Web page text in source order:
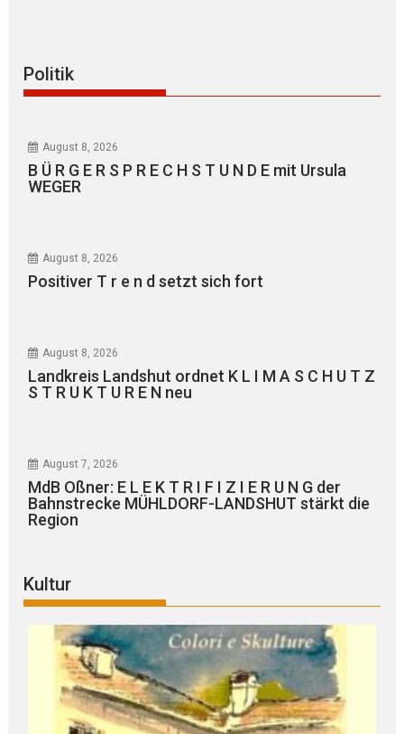
Politik
August 8, 2026
B Ü R G E R S P R E C H S T U N D E mit Ursula
WEGER
August 8, 2026
Positiver T r e n d setzt sich fort
August 8, 2026
Landkreis Landshut ordnet K L I M A S C H U T Z
S T R U K T U R E N neu
August 7, 2026
MdB Oßner: E L E K T R I F I Z I E R U N G der
Bahnstrecke MÜHLDORF-LANDSHUT stärkt die
Region
Kultur